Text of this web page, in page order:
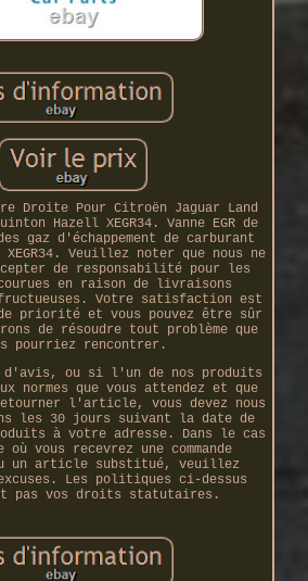
Droite Pour Citroën Jaguar Land
Hazell XEGR34. Vanne EGR de
gaz d'échappement de carburant
Veuillez noter que nous ne
de responsabilité pour les
en raison de livraisons
Votre satisfaction est
priorité et vous pouvez être sûr
de résoudre tout problème que
pourriez rencontrer.
d'avis, ou si l'un de nos produits
normes que vous attendez et que
l'article, vous devez nous
les 30 jours suivant la date de
à votre adresse. Dans le cas
où vous recevrez une commande
un article substitué, veuillez
Les politiques ci-dessus
pas vos droits statutaires.